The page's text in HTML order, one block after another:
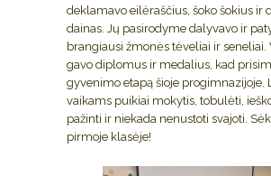
deklamavo eilėraščius, šoko šokius ir
dainas. Jų pasirodyme dalyvavo ir
brangiausi žmonės tėveliai ir seneliai.
gavo diplomus ir medalius, kad
gyvenimo etapą šioje progimnazijoje.
vaikams puikiai mokytis, tobulėti,
pažinti ir niekada nenustoti svajoti.
pirmoje klasėje!